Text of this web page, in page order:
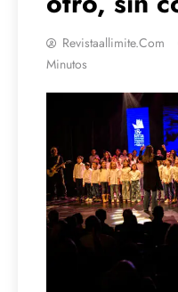
Revistaallimite.com
Minutos